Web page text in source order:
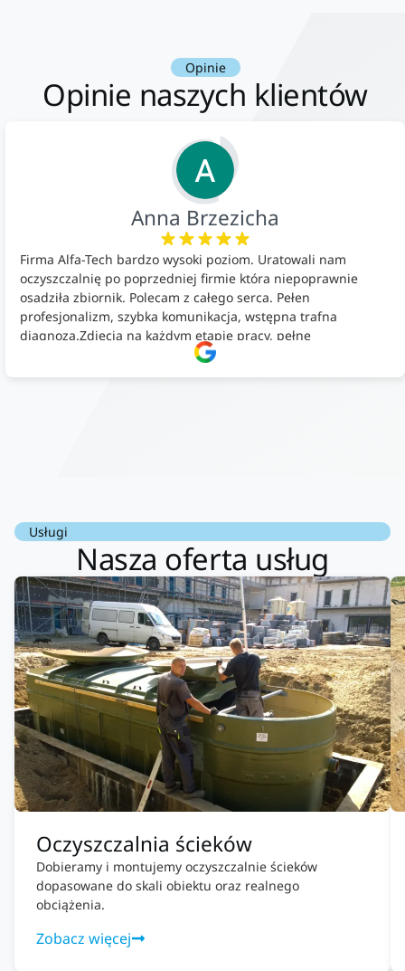
Opinie
Opinie naszych klientów
Anna Brzezicha
Firma Alfa-Tech bardzo wysoki poziom. Uratowali nam
oczyszczalnię po poprzedniej firmie która niepoprawnie
osadziła zbiornik. Polecam z całego serca. Pełen
profesjonalizm, szybka komunikacja, wstępna trafna
diagnoza.Zdjęcia na każdym etapie pracy, pełne
doradztwo.Dobrze wyszkoleni i znający się na rzeczy.
Podsumowując ekipa na wysokim poziomie, rzetelna. Bardzo
Usługi
Nasza oferta usług
Oczyszczalnia ścieków
Dobieramy i montujemy oczyszczalnie ścieków
dopasowane do skali obiektu oraz realnego
obciążenia.
Zobacz więcej